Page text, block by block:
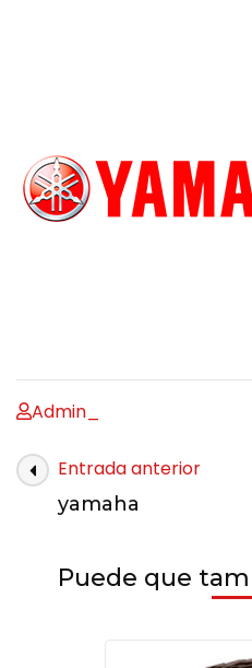
Admin_
Entrada anterior
yamaha
Puede que